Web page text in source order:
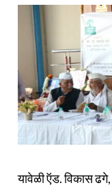
यावेळी ऍड. विकास ढगे,